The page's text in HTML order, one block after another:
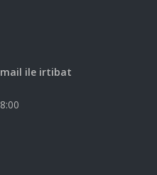
mail ile irtibat